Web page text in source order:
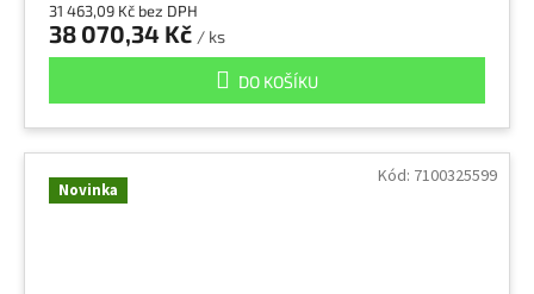
31 463,09 Kč bez DPH
38 070,34 Kč / ks
DO KOŠÍKU
Novinka
Kód: 7100325599